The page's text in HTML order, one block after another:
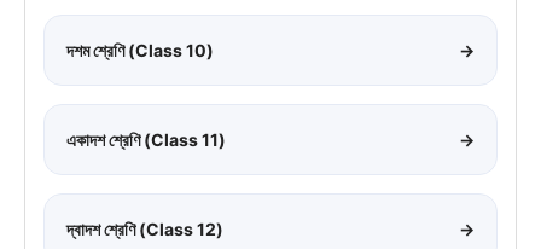
দশম শ্রেণি (Class 10) →
একাদশ শ্রেণি (Class 11) →
দ্বাদশ শ্রেণি (Class 12) →